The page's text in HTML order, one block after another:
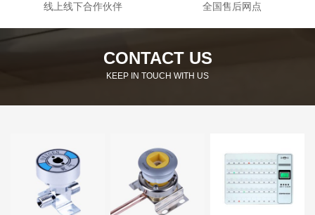
线上线下合作伙伴 全国售后网点
CONTACT US
KEEP IN TOUCH WITH US